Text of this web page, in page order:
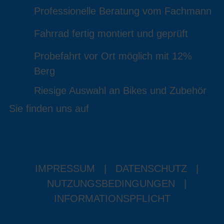
Professionelle Beratung vom Fachmann
Fahrrad fertig montiert und geprüft
Probefahrt vor Ort möglich mit 12%
Berg
Riesige Auswahl an Bikes und Zubehör
Sie finden uns auf
IMPRESSUM DATENSCHUTZ
NUTZUNGSBEDINGUNGEN
INFORMATIONSPFLICHT